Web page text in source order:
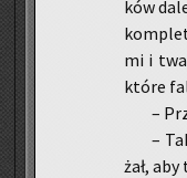
ków
mi i
które
–
–
żał,